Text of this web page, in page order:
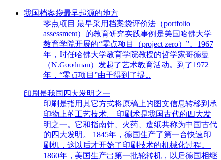
我国档案袋最早起源的地方
零点项目 最早采用档案袋评价法（portfolio
assessment）的教育研究实践事例是美国哈佛大学
教育学院开展的“零点项目（project zero）”。1967
年，时任哈佛大学教育学院教授的哲学家哥德曼
（N.Goodman）发起了艺术教育活动。到了1972
年，“零点项目”由于得到了提...
印刷是我国四大发明之一
印刷是指用其它方式将原稿上的图文信息转移到承
印物上的工艺技术。 印刷术是我国古代的四大发
明之一。它和指南针、火药、造纸共称为中国古代
的四大发明。 1845年，德国生产了第一台快速印
刷机，这以后才开始了印刷技术的机械化过程。
1860年，美国生产出第一批轮转机，以后德国相继